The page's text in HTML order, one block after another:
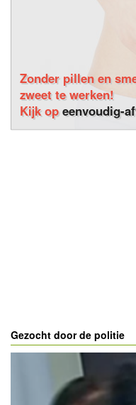
Zonder pillen en
zweet te werken!
Kijk opeenvoudig-
Gezocht door de politie